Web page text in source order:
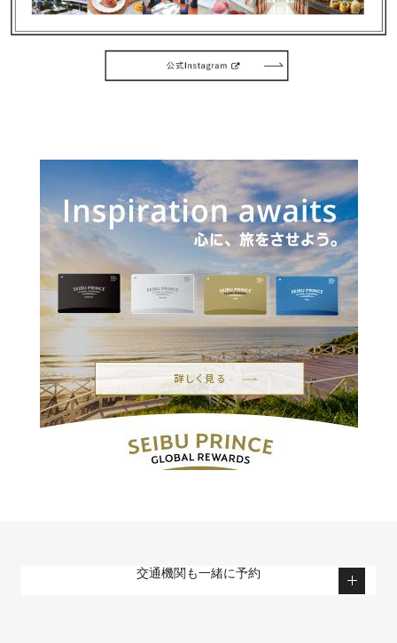
交通機関も一緒に予約